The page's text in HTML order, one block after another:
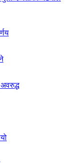
अवरुद्ध